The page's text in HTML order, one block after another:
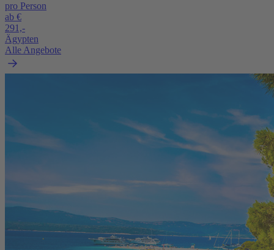
pro Person
ab €
291,-
Ägypten
Alle Angebote